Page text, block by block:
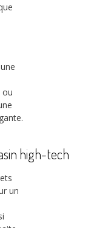
ou
high-tech
un